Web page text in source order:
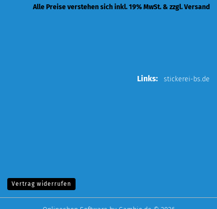
Alle Preise verstehen sich inkl. 19% MwSt. & zzgl. Versand
Links: stickerei-bs.de
Vertrag widerrufen